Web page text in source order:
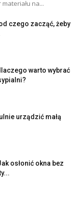
na...
czego zacząć, żeby
warto wybrać
urządzić małą
osłonić okna bez